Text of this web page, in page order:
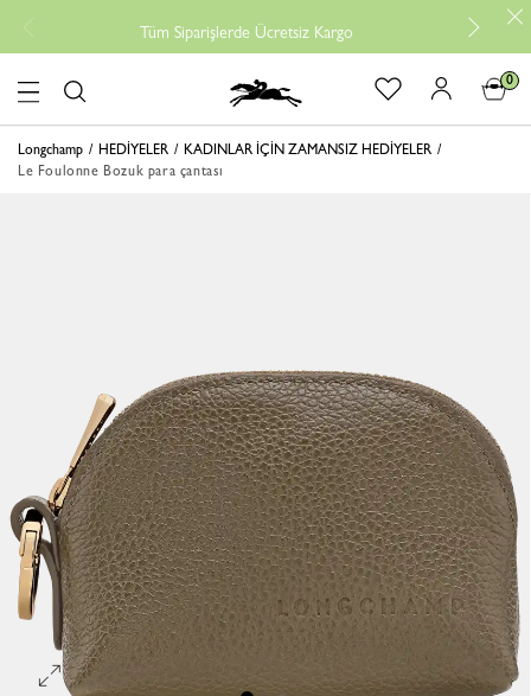
Tüm Siparişlerde Ücretsiz Kargo
0
Longchamp HEDİYELER
KADINLAR İÇİN ZAMANSIZ HEDİYELER
Le Foulonne Bozuk para çantası